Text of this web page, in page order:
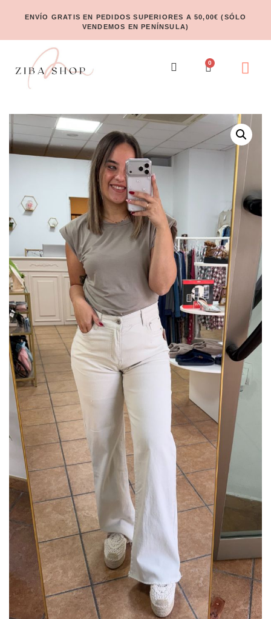
ENVÍO GRATIS EN PEDIDOS SUPERIORES A 50,00€ (SÓLO
VENDEMOS EN PENÍNSULA)
0